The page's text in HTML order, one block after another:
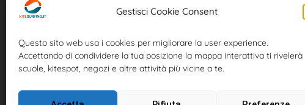
Gestisci Cookie Consent
Questo sito web usa i cookies per migliorare la user experience.
Accettando di condividere la tua posizione la mappa interattiva ti rivelerà
scuole, kitespot, negozi e altre attività più vicine a te.
Cerca un nuovo KiteCamp
Cerca il tuo KiteSpot
Cerca Accommodation
Cerca Surf-Shop